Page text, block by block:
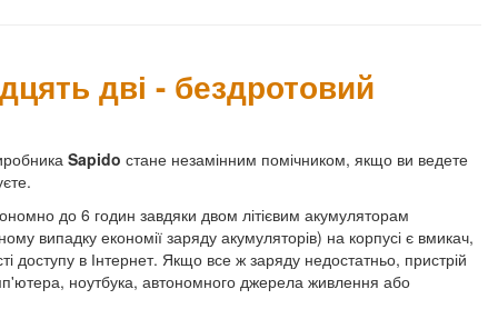
дві - бездротовий
Sapido стане незамінним помічником, якщо ви ведете
до 6 годин завдяки двом літієвим акумуляторам
випадку економії заряду акумуляторів) на корпусі є вмикач,
доступу в Інтернет. Якщо все ж заряду недостатньо, пристрій
ноутбука, автономного джерела живлення або